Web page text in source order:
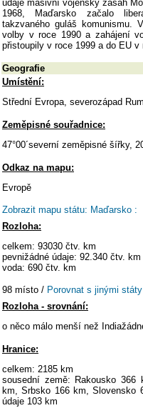
údaje masivní vojenský zásah
1968, Maďarsko začalo
takzvaného guláš komunismu.
volby v roce 1990 a zahájení
přistoupily v roce 1999 a do EU v
Geografie
Umístění:
Střední Evropa, severozápad
Zeměpisné souřadnice:
47°00´severní zeměpisné šířky,
Odkaz na mapu:
Evropě
Zobrazit mapu státu: Maďarsko :
Rozloha:
celkem: 93030 čtv. km
pevnižádné údaje: 92.340 čtv. km
voda: 690 čtv. km
98 místo / Porovnat s jinými
Rozloha - srovnání:
o něco málo menší než
Hranice:
celkem: 2185 km
sousední země: Rakousko 366
km, Srbsko 166 km, Slovensko
údaje 103 km